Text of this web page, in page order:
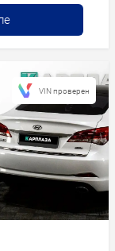
VIN проверен